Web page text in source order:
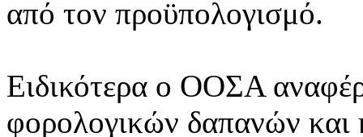
από τον προϋπολογισμό.
Ειδικότερα ο ΟΟΣΑ
φορολογικών δαπανών και